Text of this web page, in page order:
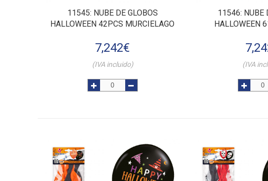
11545: NUBE DE GLOBOS
HALLOWEEN 42PCS MURCIELAGO
7,242€
(IVA incluido)
11546: NUBE
HALLOWEEN
(IVA